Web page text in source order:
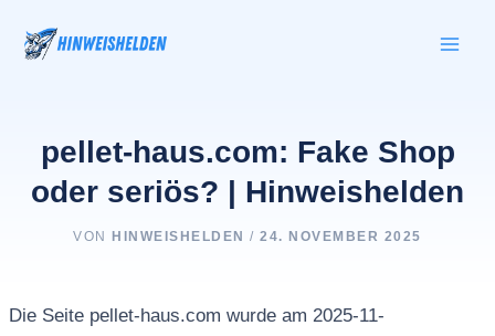
Inhalt
springen
pellet-haus.com: Fake Shop
oder seriös? | Hinweishelden
VON HINWEISHELDEN/24. NOVEMBER 2025
Die Seite pellet-haus.com wurde am 2025-11-